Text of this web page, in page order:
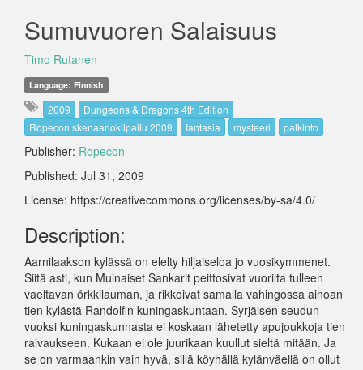
Sumuvuoren Salaisuus
Timo Rutanen
Language: Finnish
2009
Dungeons & Dragons 4th Edition
Ropecon skenaariokilpailu 2009
fantasia mysteeri palkinto
Publisher: Ropecon
Published: Jul 31, 2009
License: https://creativecommons.org/licenses/by-sa/4.0/
Description:
Aarnilaakson kylässä on elelty hiljaiseloa jo vuosikymmenet.
Siitä asti, kun Muinaiset Sankarit peittosivat vuorilta tulleen
vaeltavan örkkilauman, ja rikkoivat samalla vahingossa ainoan
tien kylästä Randolfin kuningaskuntaan. Syrjäisen seudun
vuoksi kuningaskunnasta ei koskaan lähetetty apujoukkoja tien
raivaukseen. Kukaan ei ole juurikaan kuullut sieltä mitään. Ja
se on varmaankin vain hyvä, sillä köyhällä kylänväellä on ollut